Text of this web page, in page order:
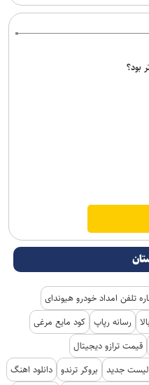
بود؟
تلفن امداد خودرو هیوندای
رسانه رپاپ کود مایع مرغی
قیمت ترازو دیجیتال
جدید بروکر ترندو دانلود اهنگ